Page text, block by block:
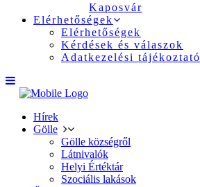
Kaposvár
Elérhetőségek
Elérhetőségek
Kérdések és válaszok
Adatkezelési tájékoztató
Hírek
Gölle
Gölle községről
Látnivalók
Helyi Értéktár
Szociális lakások